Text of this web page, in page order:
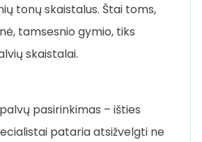
tonų skaistalus. Štai toms,
tamsesnio gymio, tiks
skaistalai.
pasirinkimas – išties
pataria atsižvelgti ne